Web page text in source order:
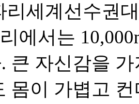
리세계선수권
에서는
큰 자신감을
몸이 가볍고